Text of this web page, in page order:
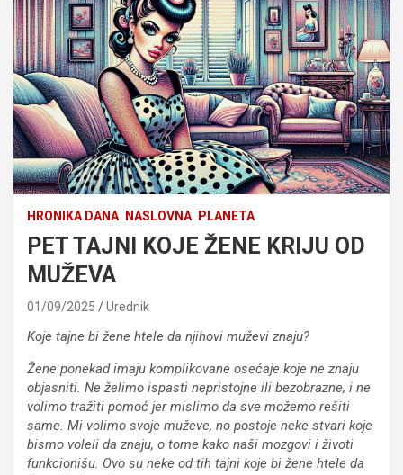
HRONIKA DANA NASLOVNA PLANETA
PET TAJNI KOJE ŽENE KRIJU OD
MUŽEVA
01/09/2025 Urednik
Koje tajne bi žene htele da njihovi muževi znaju?
Žene ponekad imaju komplikovane osećaje koje ne znaju
objasniti. Ne želimo ispasti nepristojne ili bezobrazne, i ne
volimo tražiti pomoć jer mislimo da sve možemo rešiti
same. Mi volimo svoje muževe, no postoje neke stvari koje
bismo voleli da znaju, o tome kako naši mozgovi i životi
funkcionišu. Ovo su neke od tih tajni koje bi žene htele da